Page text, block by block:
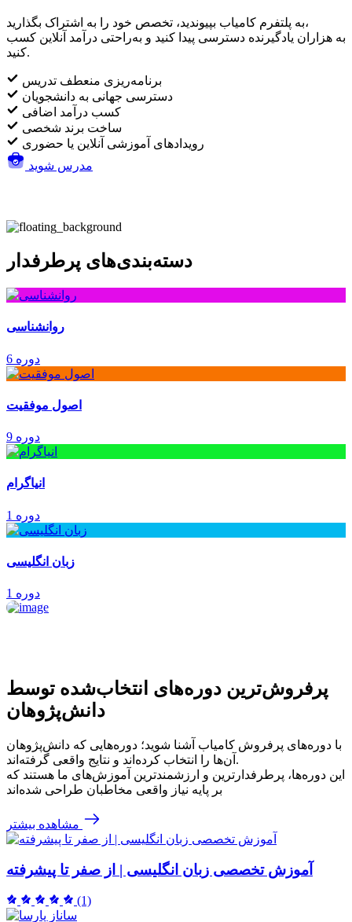
به پلتفرم کامیاب بپیوندید، تخصص خود را به اشتراک بگذارید،
به هزاران یادگیرنده دسترسی پیدا کنید و به‌راحتی درآمد آنلاین کسب
کنید.
برنامه‌ریزی منعطف تدریس
دسترسی جهانی به دانشجویان
کسب درآمد اضافی
ساخت برند شخصی
رویدادهای آموزشی آنلاین یا حضوری
مدرس شوید
دسته‌بندی‌های پرطرفدار
روانشناسی
6 دوره
اصول موفقیت
9 دوره
انیاگرام
1 دوره
زبان انگلیسی
1 دوره
پرفروش‌ترین‌ دوره‌های انتخاب‌شده توسط
دانش‌پژوهان
با دوره‌های پرفروش کامیاب آشنا شوید؛ دوره‌هایی که دانش‌پژوهان
آن‌ها را انتخاب کرده‌اند و نتایج واقعی گرفته‌اند.
این دوره‌ها، پرطرفدارترین و ارزشمندترین آموزش‌های ما هستند که
بر پایه نیاز واقعی مخاطبان طراحی شده‌اند
مشاهده بیشتر
آموزش تخصصی زبان انگلیسی | از صفر تا پیشرفته
(1)